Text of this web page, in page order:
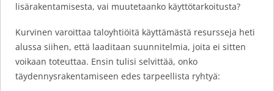
lisärakentamisesta, vai muutetaanko käyttötarkoitusta?
Kurvinen varoittaa taloyhtiöitä käyttämästä resursseja heti
alussa siihen, että laaditaan suunnitelmia, joita ei sitten
voikaan toteuttaa. Ensin tulisi selvittää, onko
täydennysrakentamiseen edes tarpeellista ryhtyä: